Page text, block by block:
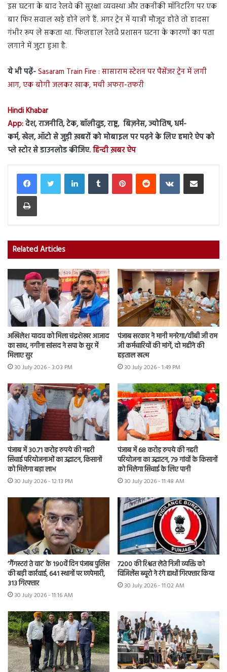
इस घटना के बाद रेलवे की सुरक्षा व्यवस्था और तकनीकी मॉनिटरिंग पर एक
बार फिर सवाल खड़े होने लगे हैं. अगर ट्रेन में यात्री मौजूद होते तो हादसा
गंभीर रूप ले सकता था. फिलहाल रेलवे प्रशासन घटना के कारणों का पता
लगाने में जुटा हुआ है.
ये भी पढ़ें-Sasaram Train Fire : सासाराम स्टेशन पर पैसेंजर ट्रेन में लगी
आग, एक बोगी जलकर खाक, मची अफरा-तफरी
Hindi Khabar
App:देश, राजनीति, टेक, बॉलीवुड, राष्ट्र, बिज़नेस, ज्योतिष, धर्म-
कर्म, खेल, ऑटो से जुड़ी ख़बरों को मोबाइल पर पढ़ने के लिए हमारे ऐप को
प्ले स्टोर से डाउनलोड कीजिए.हिन्दी ख़बर ऐप
LinkedInTumblr PinterestReddit VKontakteShare via Email
Print
Related Articles
अखिलेश यादव को मिला चंद्रशेखर आजाद
का साथ, नगीना सांसद ने सपा के सुर में
मिलाए सुर
30 July 2026 - 3:03 PM
पंजाब सरकार ने मानी मनरेगा/वीबी जी राम
जी कर्मचारियों की मांगें, दो महीने की
हड़ताल खत्म
30 July 2026 - 1:49 PM
पंजाब में 30.71 करोड़ रुपये की नहरी
सिंचाई परियोजनाओं का उद्घाटन, किसानों
को मिलेगा बड़ा लाभ
30 July 2026 - 12:13 PM
पंजाब में 68 करोड़ रुपये की नहरी
परियोजना का उद्घाटन, 79 गांवों के किसानों
को मिलेगा सिंचाई के लिए पानी
30 July 2026 - 11:48 AM
‘गैंगस्टरां ते वार’ के 190वें दिन पंजाब पुलिस
की बड़ी कार्रवाई, 641 स्थानों पर छापेमारी,
313 गिरफ्तार
30 July 2026 - 11:16 AM
7200 की रिश्वत लेते निजी व्यक्ति को
विजिलेंस ब्यूरो ने रंगे हाथों गिरफ्तार किया
30 July 2026 - 11:02 AM